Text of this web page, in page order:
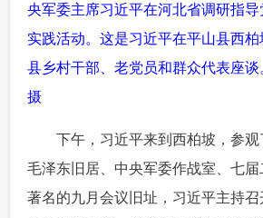
央军委主席习近平在河北省调研指
实践活动。这是习近平在平山县西柏
县乡村干部、老党员和群众代表座
摄
下午，习近平来到西柏坡，参观
毛泽东旧居、中央军委作战室、七
著名的九月会议旧址，习近平主持